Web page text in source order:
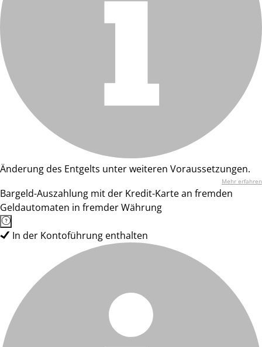
Änderung des Entgelts unter weiteren Voraussetzungen.
Mehr erfahren
Bargeld-Auszahlung mit der Kredit-Karte an fremden
Geldautomaten in fremder Währung
In der Kontoführung enthalten